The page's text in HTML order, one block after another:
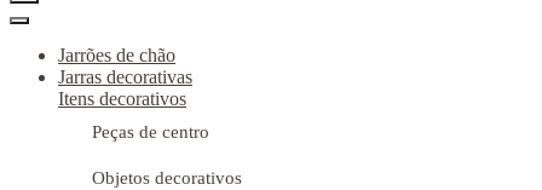
Jarrões de chão
Jarras decorativas
Itens decorativos
Peças de centro
Objetos decorativos